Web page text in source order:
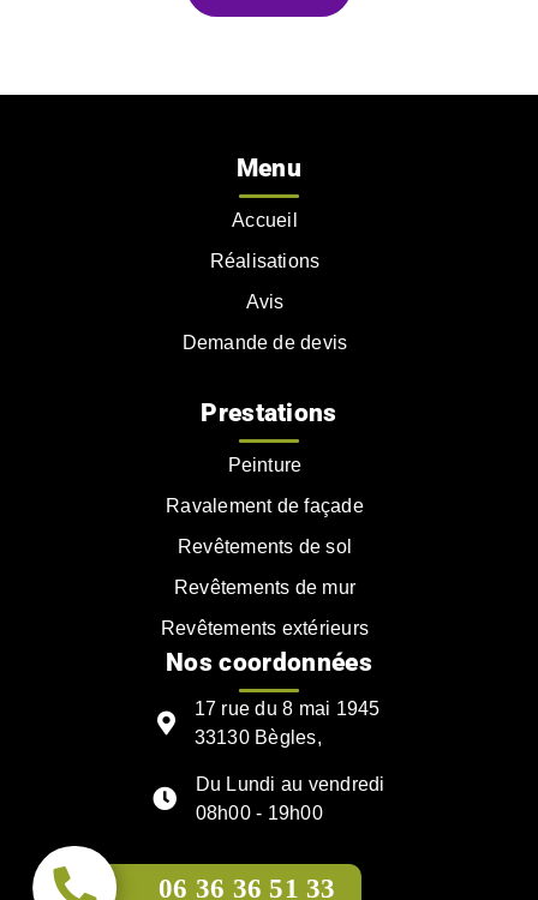
Menu
Accueil
Réalisations
Avis
Demande de devis
Prestations
Peinture
Ravalement de façade
Revêtements de sol
Revêtements de mur
Revêtements extérieurs
Nos coordonnées
17 rue du 8 mai 1945
33130 Bègles,
Du Lundi au vendredi
08h00 - 19h00
06 36 36 51 33